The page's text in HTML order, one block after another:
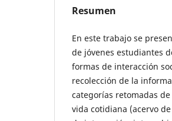
Resumen
En este trabajo se
de jóvenes estudiantes
formas de interacción
recolección de la
categorías retomadas
vida cotidiana (acervo